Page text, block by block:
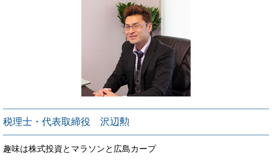
税理士・代表取締役 沢辺勲
趣味は株式投資とマラソンと広島カープ